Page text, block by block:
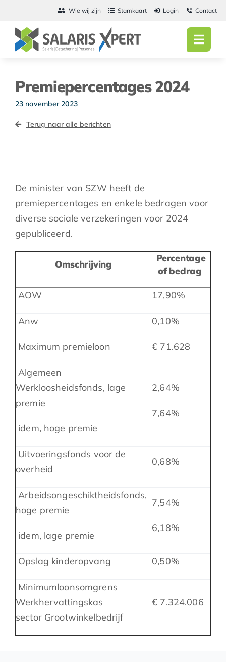
inhoud
Wie wij zijn Stamkaart Login Contact
Actueel
Premiepercentages 2024
23 november 2023
Terug naar alle berichten
De minister van SZW heeft de
premiepercentages en enkele bedragen voor
diverse sociale verzekeringen voor 2024
gepubliceerd.
Omschrijving
Percentage
of bedrag
AOW 17,90%
Anw 0,10%
Maximum premieloon € 71.628
Algemeen
Werkloosheidsfonds, lage
premie
idem, hoge premie
2,64%
7,64%
Uitvoeringsfonds voor de
overheid
0,68%
Arbeidsongeschiktheidsfonds,
hoge premie
idem, lage premie
7,54%
6,18%
Opslag kinderopvang 0,50%
Minimumloonsomgrens
Werkhervattingskas
sector Grootwinkelbedrijf
€ 7.324.006